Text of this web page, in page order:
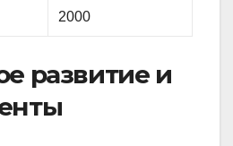
2000
развитие и